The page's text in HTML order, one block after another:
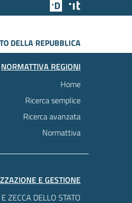
Team Digitale
DELLA REPUBBLICA
NORMATTIVA REGIONI
Home
Ricerca semplice
Ricerca avanzata
Normattiva
E GESTIONE
ZECCA DELLO STATO